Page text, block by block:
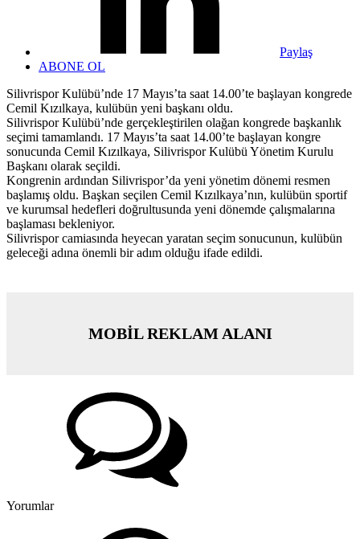
Paylaş
ABONE OL
Silivrispor Kulübü’nde 17 Mayıs’ta saat 14.00’te başlayan kongrede
Cemil Kızılkaya, kulübün yeni başkanı oldu.
Silivrispor Kulübü’nde gerçekleştirilen olağan kongrede başkanlık
seçimi tamamlandı. 17 Mayıs’ta saat 14.00’te başlayan kongre
sonucunda Cemil Kızılkaya, Silivrispor Kulübü Yönetim Kurulu
Başkanı olarak seçildi.
Kongrenin ardından Silivrispor’da yeni yönetim dönemi resmen
başlamış oldu. Başkan seçilen Cemil Kızılkaya’nın, kulübün sportif
ve kurumsal hedefleri doğrultusunda yeni dönemde çalışmalarına
başlaması bekleniyor.
Silivrispor camiasında heyecan yaratan seçim sonucunun, kulübün
geleceği adına önemli bir adım olduğu ifade edildi.
MOBİL REKLAM ALANI
Yorumlar